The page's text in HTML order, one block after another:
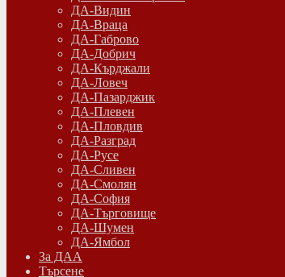
ДА-Видин
ДА-Враца
ДА-Габрово
ДА-Добрич
ДА-Кърджали
ДА-Ловеч
ДА-Пазарджик
ДА-Плевен
ДА-Пловдив
ДА-Разград
ДА-Русе
ДА-Сливен
ДА-Смолян
ДА-София
ДА-Търговище
ДА-Шумен
ДА-Ямбол
Зa ДАА
Търсене